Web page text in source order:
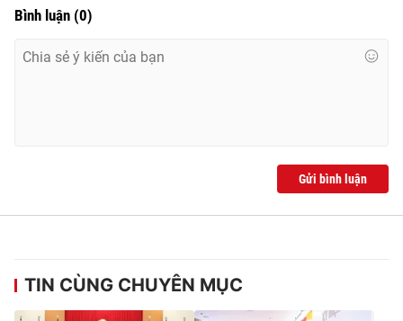
Bình luận (0)
Gửi bình luận
TIN CÙNG CHUYÊN MỤC